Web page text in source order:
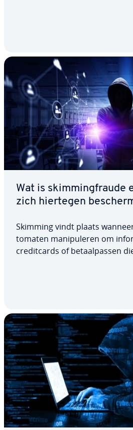
Wat is skim­ming­frau­de
zich hiertegen
Skimming vindt plaats
to­ma­ten ma­ni­pu­le­ren om
cre­dit­cards of be­taal­pas­sen